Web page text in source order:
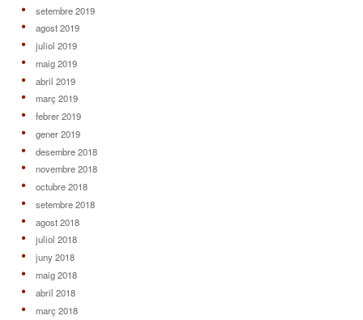
setembre 2019
agost 2019
juliol 2019
maig 2019
abril 2019
març 2019
febrer 2019
gener 2019
desembre 2018
novembre 2018
octubre 2018
setembre 2018
agost 2018
juliol 2018
juny 2018
maig 2018
abril 2018
març 2018